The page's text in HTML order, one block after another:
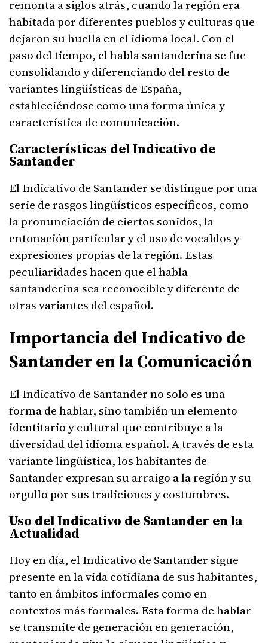
remonta a siglos atrás, cuando la región era
habitada por diferentes pueblos y culturas que
dejaron su huella en el idioma local. Con el
paso del tiempo, el habla santanderina se fue
consolidando y diferenciando del resto de
variantes lingüísticas de España,
estableciéndose como una forma única y
característica de comunicación.
Características del Indicativo de
Santander
El Indicativo de Santander se distingue por una
serie de rasgos lingüísticos específicos, como
la pronunciación de ciertos sonidos, la
entonación particular y el uso de vocablos y
expresiones propias de la región. Estas
peculiaridades hacen que el habla
santanderina sea reconocible y diferente de
otras variantes del español.
Importancia del Indicativo de
Santander en la Comunicación
El Indicativo de Santander no solo es una
forma de hablar, sino también un elemento
identitario y cultural que contribuye a la
diversidad del idioma español. A través de esta
variante lingüística, los habitantes de
Santander expresan su arraigo a la región y su
orgullo por sus tradiciones y costumbres.
Uso del Indicativo de Santander en la
Actualidad
Hoy en día, el Indicativo de Santander sigue
presente en la vida cotidiana de sus habitantes,
tanto en ámbitos informales como en
contextos más formales. Esta forma de hablar
se transmite de generación en generación,